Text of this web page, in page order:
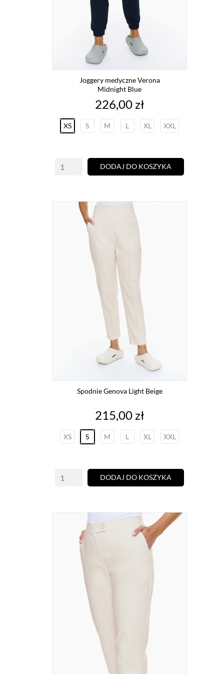
Joggery medyczne Verona
Midnight Blue
Cena
226,00 zł
XS S M L XL XXL
DODAJ DO KOSZYKA
Spodnie Genova Light Beige
Cena
215,00 zł
XS S M L XL XXL
DODAJ DO KOSZYKA